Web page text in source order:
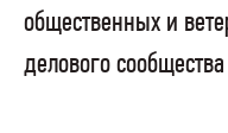
общественных и
делового